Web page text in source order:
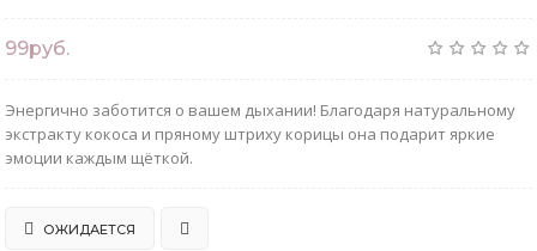
99руб.
Энергично заботится о вашем дыхании! Благодаря натуральному
экстракту кокоса и пряному штриху корицы она подарит яркие
эмоции каждым щёткой.
ОЖИДАЕТСЯ